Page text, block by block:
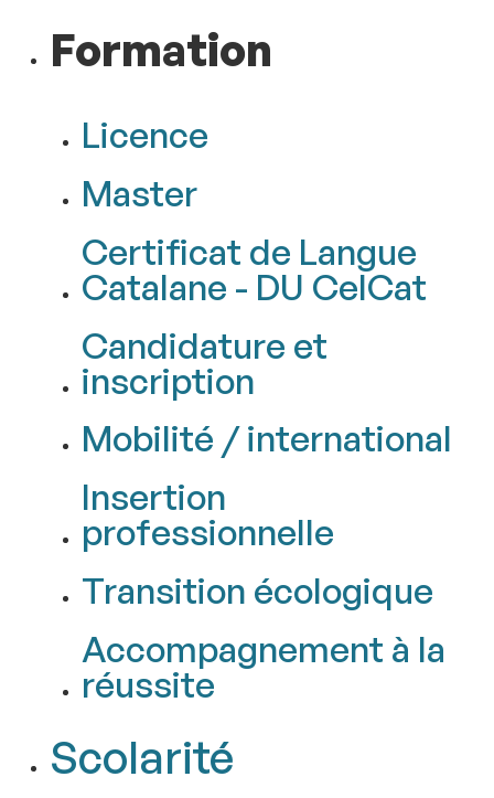
Formation
Licence
Master
Certificat de Langue
Catalane - DU CelCat
Candidature et
inscription
Mobilité / international
Insertion
professionnelle
Transition écologique
Accompagnement à la
réussite
Scolarité